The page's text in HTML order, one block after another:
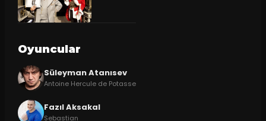
Oyuncular
Süleyman Atanısev
Antoine Hercule de Potasse
Fazıl Aksakal
Sebastian